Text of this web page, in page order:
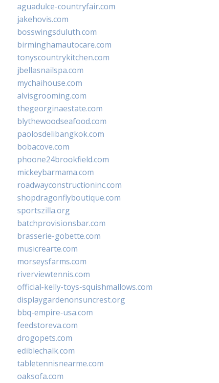
aguadulce-countryfair.com
jakehovis.com
bosswingsduluth.com
birminghamautocare.com
tonyscountrykitchen.com
jbellasnailspa.com
mychaihouse.com
alvisgrooming.com
thegeorginaestate.com
blythewoodseafood.com
paolosdelibangkok.com
bobacove.com
phoone24brookfield.com
mickeybarmama.com
roadwayconstructioninc.com
shopdragonflyboutique.com
sportszilla.org
batchprovisionsbar.com
brasserie-gobette.com
musicrearte.com
morseysfarms.com
riverviewtennis.com
official-kelly-toys-squishmallows.com
displaygardenonsuncrest.org
bbq-empire-usa.com
feedstoreva.com
drogopets.com
ediblechalk.com
tabletennisnearme.com
oaksofa.com